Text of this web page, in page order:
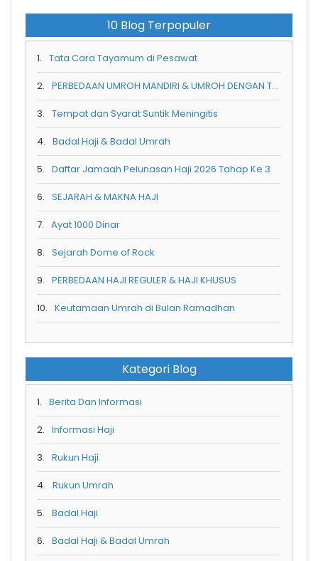
10 Blog Terpopuler
1. Tata Cara Tayamum di Pesawat
2. PERBEDAAN UMROH MANDIRI & UMROH DENGAN TRAVEL RESMI
3. Tempat dan Syarat Suntik Meningitis
4. Badal Haji & Badal Umrah
5. Daftar Jamaah Pelunasan Haji 2026 Tahap Ke 3
6. SEJARAH & MAKNA HAJI
7. Ayat 1000 Dinar
8. Sejarah Dome of Rock
9. PERBEDAAN HAJI REGULER & HAJI KHUSUS
10. Keutamaan Umrah di Bulan Ramadhan
Kategori Blog
1. Berita Dan Informasi
2. Informasi Haji
3. Rukun Haji
4. Rukun Umrah
5. Badal Haji
6. Badal Haji & Badal Umrah